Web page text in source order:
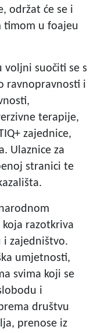
održat će se i
timom u foajeu
voljni suočiti se s
ravnopravnosti i
terapije,
zajednice,
Ulaznice za
stranici te
razotkriva
zajedništvo.
umjetnosti,
svima koji se
i
društvu
prenose iz